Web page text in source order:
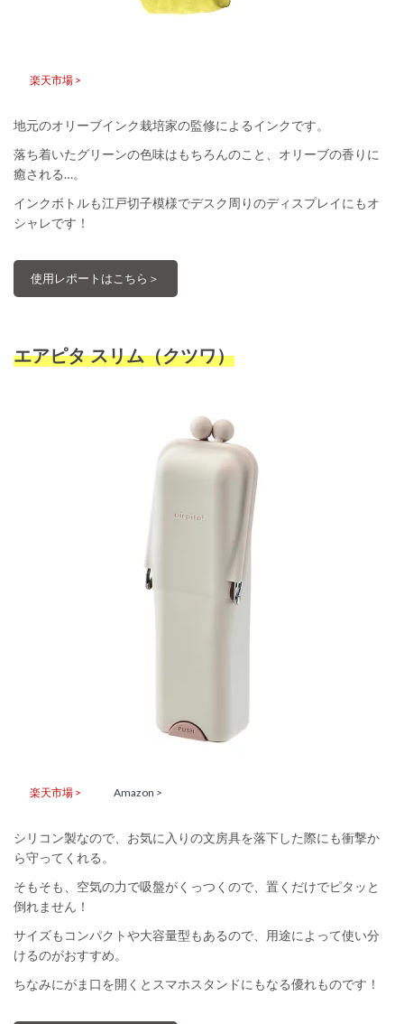
楽天市場 >
地元のオリーブインク栽培家の監修によるインクです。
落ち着いたグリーンの色味はもちろんのこと、オリーブの香りに
癒される…。
インクボトルも江戸切子模様でデスク周りのディスプレイにもオ
シャレです！
使用レポートはこちら＞
エアピタ スリム（クツワ）
楽天市場 > Amazon >
シリコン製なので、お気に入りの文房具を落下した際にも衝撃か
ら守ってくれる。
そもそも、空気の力で吸盤がくっつくので、置くだけでピタッと
倒れません！
サイズもコンパクトや大容量型もあるので、用途によって使い分
けるのがおすすめ。
ちなみにがま口を開くとスマホスタンドにもなる優れものです！